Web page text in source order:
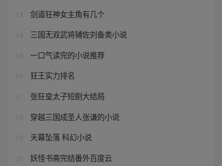
13 剑道狂神女主角有几个
14 三国无双武将辅佐刘备类小说
15 一口气读完的小说推荐
16 狂王实力排名
17 张狂皇太子短剧大结局
18 穿越三国成圣人张谦的小说
19 天幕坠落 科幻小说
20 妖怪书斋完结番外百度云